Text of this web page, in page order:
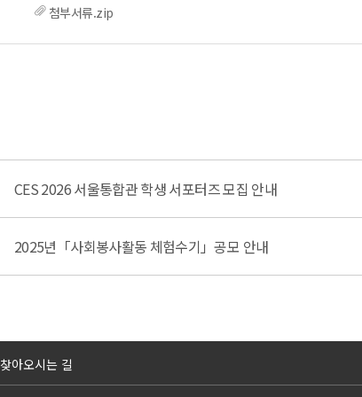
첨부서류.zip
CES 2026 서울통합관 학생 서포터즈 모집 안내
2025년「사회봉사활동 체험수기」공모 안내
찾아오시는 길